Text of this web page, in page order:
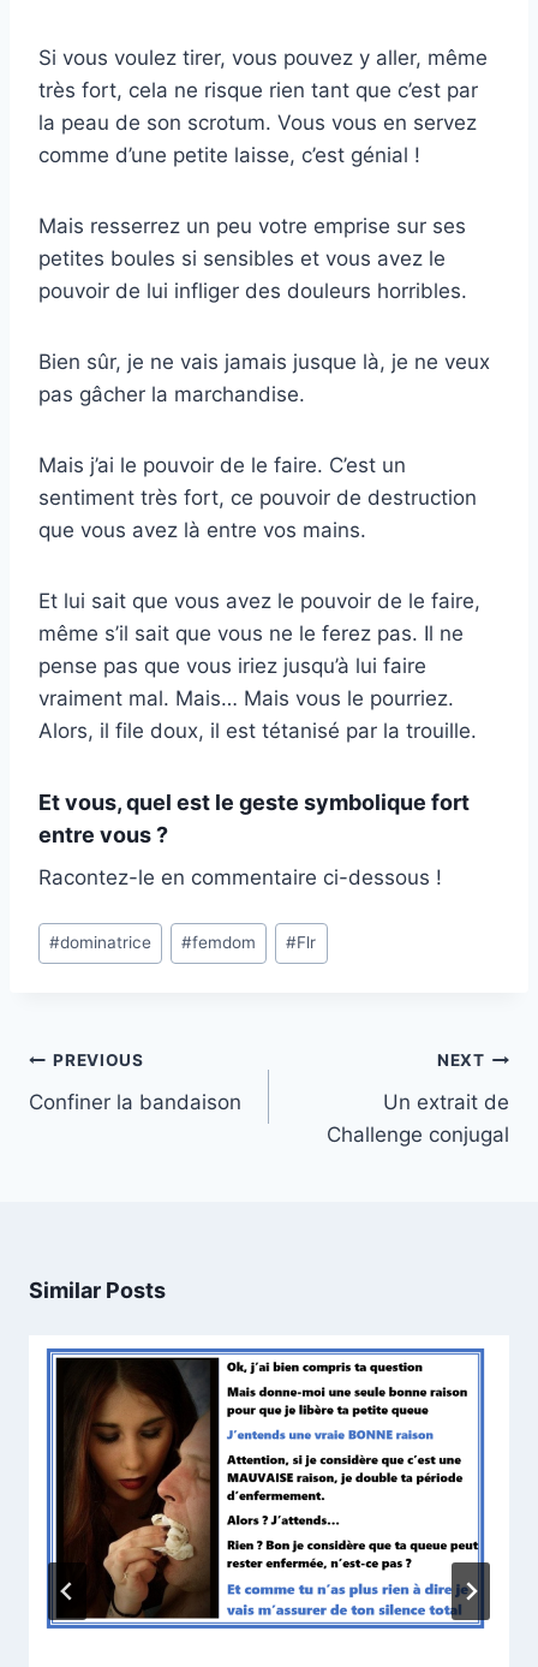
Si vous voulez tirer, vous pouvez y aller, même
très fort, cela ne risque rien tant que c’est par
la peau de son scrotum. Vous vous en servez
comme d’une petite laisse, c’est génial !
Mais resserrez un peu votre emprise sur ses
petites boules si sensibles et vous avez le
pouvoir de lui infliger des douleurs horribles.
Bien sûr, je ne vais jamais jusque là, je ne veux
pas gâcher la marchandise.
Mais j’ai le pouvoir de le faire. C’est un
sentiment très fort, ce pouvoir de destruction
que vous avez là entre vos mains.
Et lui sait que vous avez le pouvoir de le faire,
même s’il sait que vous ne le ferez pas. Il ne
pense pas que vous iriez jusqu’à lui faire
vraiment mal. Mais… Mais vous le pourriez.
Alors, il file doux, il est tétanisé par la trouille.
Et vous, quel est le geste symbolique fort
entre vous ?
Racontez-le en commentaire ci-dessous !
Post
Tags:
#dominatrice #femdom #Flr
Post
navigation
PREVIOUS
Confiner la bandaison
NEXT
Un extrait de
Challenge conjugal
Similar Posts